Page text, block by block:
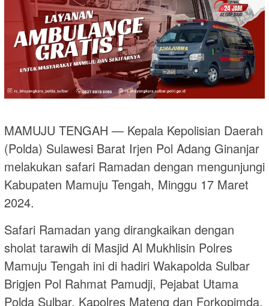
MAMUJU TENGAH — Kepala Kepolisian Daerah
(Polda) Sulawesi Barat Irjen Pol Adang Ginanjar
melakukan safari Ramadan dengan mengunjungi
Kabupaten Mamuju Tengah, Minggu 17 Maret
2024.
Safari Ramadan yang dirangkaikan dengan
sholat tarawih di Masjid Al Mukhlisin Polres
Mamuju Tengah ini di hadiri Wakapolda Sulbar
Brigjen Pol Rahmat Pamudji, Pejabat Utama
Polda Sulbar, Kapolres Mateng dan Forkopimda.